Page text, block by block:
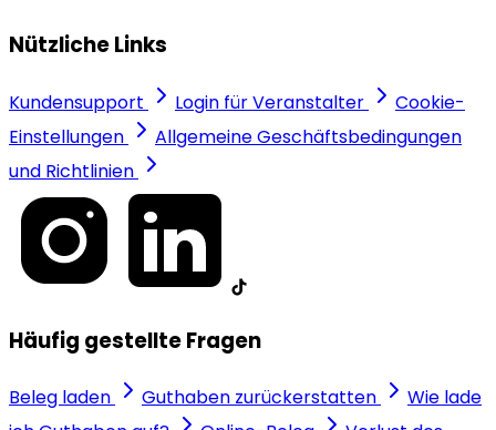
Nützliche Links
Kundensupport Login für Veranstalter
Cookie-
Einstellungen
Allgemeine Geschäftsbedingungen
und Richtlinien
Häufig gestellte Fragen
Beleg laden Guthaben zurückerstatten
Wie lade